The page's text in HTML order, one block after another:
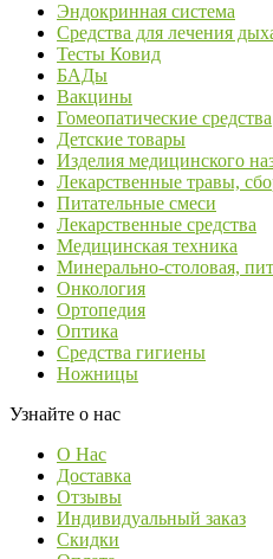
Эндокринная система
Средства для лечения
Тесты Ковид
БАДы
Вакцины
Гомеопатические средства
Детские товары
Изделия медицинского
Лекарственные травы,
Питательные смеси
Лекарственные средства
Медицинская техника
Минерально-столовая,
Онкология
Ортопедия
Оптика
Средства гигиены
Ножницы
Узнайте о нас
О Нас
Доставка
Отзывы
Индивидуальный заказ
Скидки